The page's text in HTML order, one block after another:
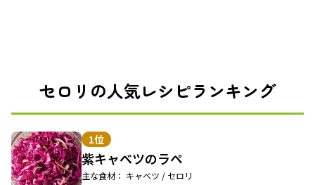
セロリの人気レシピランキング
1位
紫キャベツのラペ
主な食材： キャベツ / セロリ